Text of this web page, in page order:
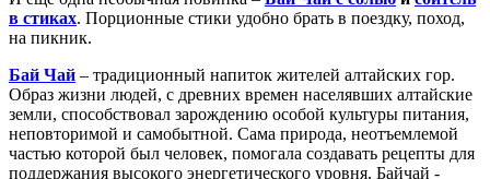
в стиках. Порционные стики удобно брать в поездку, поход,
на пикник.
Бай Чай – традиционный напиток жителей алтайских гор.
Образ жизни людей, с древних времен населявших алтайские
земли, способствовал зарождению особой культуры питания,
неповторимой и самобытной. Сама природа, неотъемлемой
частью которой был человек, помогала создавать рецепты для
поддержания высокого энергетического уровня. Байчай -